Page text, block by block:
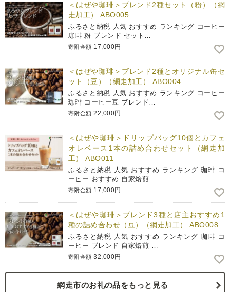
＜はぜや珈琲＞ブレンド2種セット（粉）（網
走加工） ABO005
ふるさと納税 人気 おすすめ ランキング コーヒー
珈琲 粉 ブレンド セット…
寄附金額 17,000円
＜はぜや珈琲＞ブレンド2種とオリジナル缶セ
ット（豆）（網走加工） ABO004
ふるさと納税 人気 おすすめ ランキング コーヒー
珈琲 コーヒー豆 ブレンド…
寄附金額 22,000円
＜はぜや珈琲＞ドリップバッグ10個とカフェ
オレベース1本の詰め合わせセット（網走加
工） ABO011
ふるさと納税 人気 おすすめ ランキング 珈琲 コ
ーヒー おすすめ 自家焙煎 …
寄附金額 17,000円
＜はぜや珈琲＞ブレンド3種と店主おすすめ1
種の詰め合わせ（豆）（網走加工） ABO008
ふるさと納税 人気 おすすめ ランキング 珈琲 コ
ーヒー ブレンド 自家焙煎 …
寄附金額 32,000円
網走市のお礼の品をもっと見る